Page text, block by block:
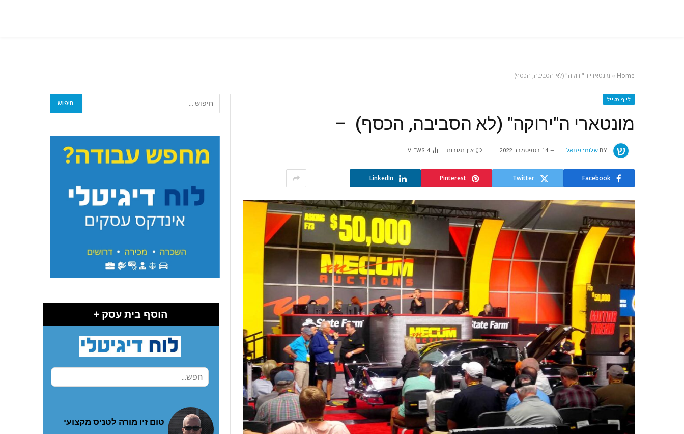
Home
» מונטארי ה"ירוקה" (לא הסביבה, הכסף) –
לייף סטייל
מונטארי ה"ירוקה" (לא הסביבה, הכסף) –
BY שלומי פתאל 14 בספטמבר 2022 אין תגובות 4
VIEWS
Facebook
Twitter
Pinterest
LinkedIn
הוסף בית עסק +
טום זיו מורה לטניס מקצועי